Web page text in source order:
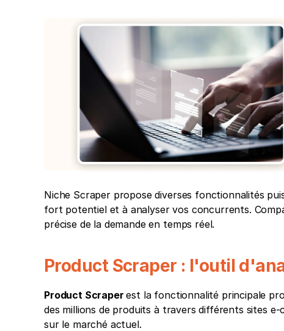
Niche Scraper propose diverses fonctionnalités
fort potentiel et à analyser vos concurrents.
précise de la demande en temps réel.
Product Scraper : l'outil
Product Scraper est la fonctionnalité principale
des millions de produits à travers différents sites
sur le marché actuel.